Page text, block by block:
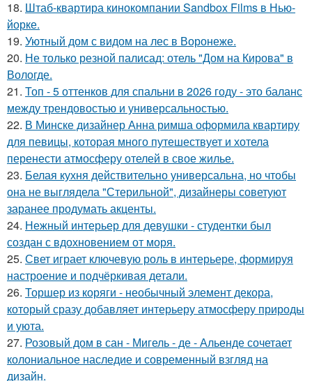
18. Штаб-квартира кинокомпании Sandbox Films в Нью-
йорке.
19. Уютный дом с видом на лес в Воронеже.
20. Не только резной палисад: отель "Дом на Кирова" в
Вологде.
21. Топ - 5 оттенков для спальни в 2026 году - это баланс
между трендовостью и универсальностью.
22. В Минске дизайнер Анна римша оформила квартиру
для певицы, которая много путешествует и хотела
перенести атмосферу отелей в свое жилье.
23. Белая кухня действительно универсальна, но чтобы
она не выглядела "Стерильной", дизайнеры советуют
заранее продумать акценты.
24. Нежный интерьер для девушки - студентки был
создан с вдохновением от моря.
25. Свет играет ключевую роль в интерьере, формируя
настроение и подчёркивая детали.
26. Торшер из коряги - необычный элемент декора,
который сразу добавляет интерьеру атмосферу природы
и уюта.
27. Розовый дом в сан - Мигель - де - Альенде сочетает
колониальное наследие и современный взгляд на
дизайн.